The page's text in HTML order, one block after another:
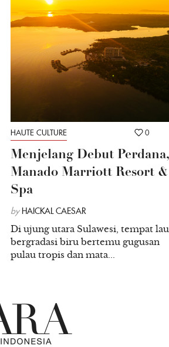
HAUTE CULTURE 0
Menjelang Debut Perdana,
Manado Marriott Resort &
Spa
by HAICKAL CAESAR
Di ujung utara Sulawesi, tempat
bergradasi biru bertemu gugusan
pulau tropis dan mata...